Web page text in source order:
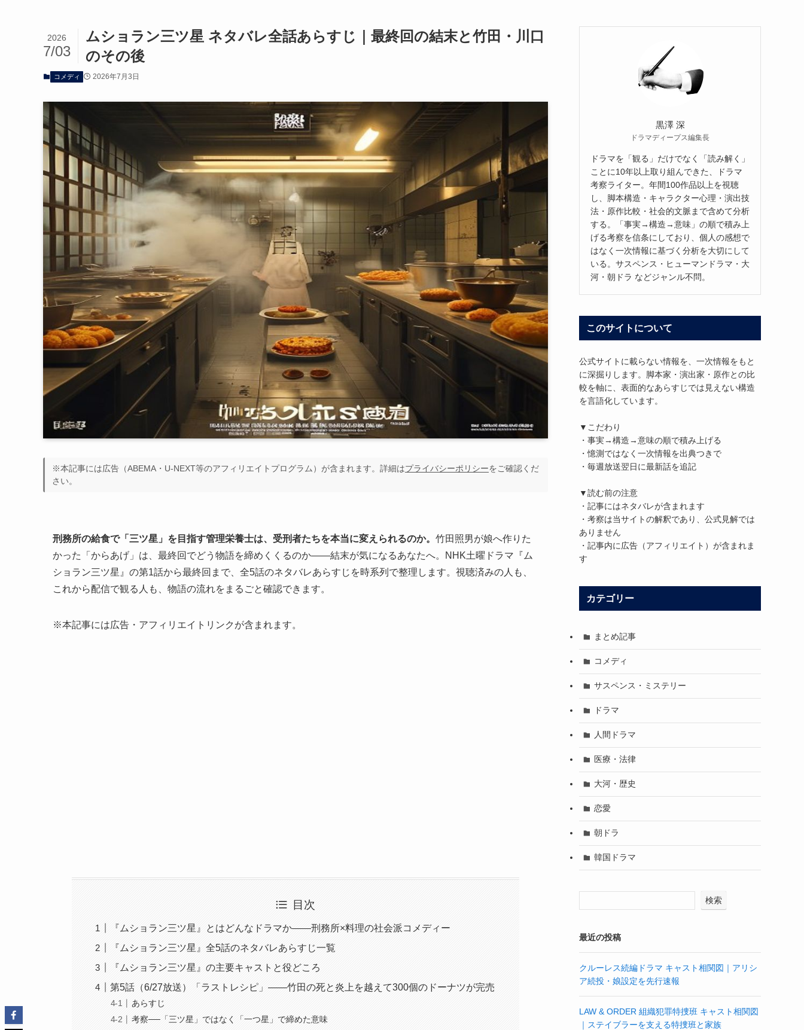
ムショラン三ツ星 ネタバレ全話あらすじ｜最終回の結末と竹田・川口
のその後
2026
7/03
コメディ 2026年7月3日
※本記事には広告（ABEMA・U-NEXT等のアフィリエイトプログラム）が含まれます。詳細はプライバシーポリシーをご確認くだ
さい。
刑務所の給食で「三ツ星」を目指す管理栄養士は、受刑者たちを本当に変えられるのか。 竹田照男が娘へ作りた
かった「からあげ」は、最終回でどう物語を締めくくるのか——結末が気になるあなたへ。NHK土曜ドラマ『ム
ショラン三ツ星』の第1話から最終回まで、全5話のネタバレあらすじを時系列で整理します。視聴済みの人も、
これから配信で観る人も、物語の流れをまるごと確認できます。
※本記事には広告・アフィリエイトリンクが含まれます。
目次
『ムショラン三ツ星』とはどんなドラマか——刑務所×料理の社会派コメディー
『ムショラン三ツ星』全5話のネタバレあらすじ一覧
『ムショラン三ツ星』の主要キャストと役どころ
第5話（6/27放送）「ラストレシピ」——竹田の死と炎上を越えて300個のドーナツが完売
あらすじ
考察──「三ツ星」ではなく「一つ星」で締めた意味
黒澤 深
ドラマディープス編集長
ドラマを「観る」だけでなく「読み解く」
ことに10年以上取り組んできた、ドラマ
考察ライター。年間100作品以上を視聴
し、脚本構造・キャラクター心理・演出技
法・原作比較・社会的文脈まで含めて分析
する。「事実→構造→意味」の順で積み上
げる考察を信条にしており、個人の感想で
はなく一次情報に基づく分析を大切にして
いる。サスペンス・ヒューマンドラマ・大
河・朝ドラ などジャンル不問。
このサイトについて
公式サイトに載らない情報を、一次情報をもと
に深掘りします。脚本家・演出家・原作との比
較を軸に、表面的なあらすじでは見えない構造
を言語化しています。
▼こだわり
・事実→構造→意味の順で積み上げる
・憶測ではなく一次情報を出典つきで
・毎週放送翌日に最新話を追記
▼読む前の注意
・記事にはネタバレが含まれます
・考察は当サイトの解釈であり、公式見解では
ありません
・記事内に広告（アフィリエイト）が含まれま
す
カテゴリー
まとめ記事
コメディ
サスペンス・ミステリー
ドラマ
人間ドラマ
医療・法律
大河・歴史
恋愛
朝ドラ
韓国ドラマ
検索
最近の投稿
クルーレス続編ドラマ キャスト相関図｜アリシ
ア続投・娘設定を先行速報
LAW & ORDER 組織犯罪特捜班 キャスト相関図
｜ステイブラーを支える特捜班と家族